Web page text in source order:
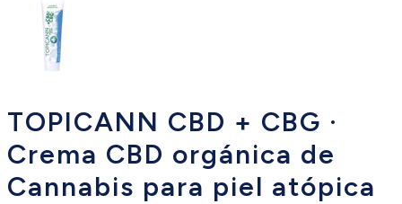
TOPICANN CBD + CBG ·
Crema CBD orgánica de
Cannabis para piel atópica